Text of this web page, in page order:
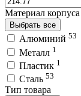
Материал корпуса
Выбрать все
Алюминий 53
Металл 1
Пластик 1
Сталь 53
Тип товара